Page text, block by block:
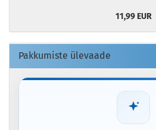
11,99 EUR
Pakkumiste ülevaade